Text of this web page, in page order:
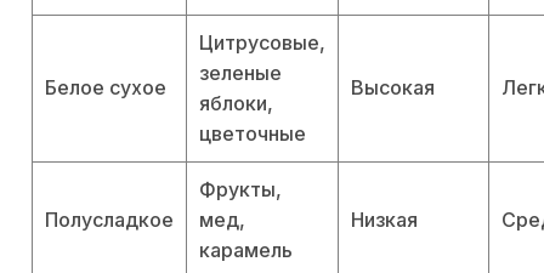
Белое сухое
Цитрусовые,
зеленые
яблоки,
цветочные
Высокая
Полусладкое
Фрукты,
мед,
карамель
Низкая